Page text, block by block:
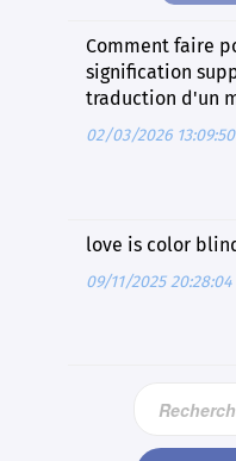
Comment faire
signification
traduction d'un
02/03/2026 13:09:50
love is color
09/11/2025 20:28:04